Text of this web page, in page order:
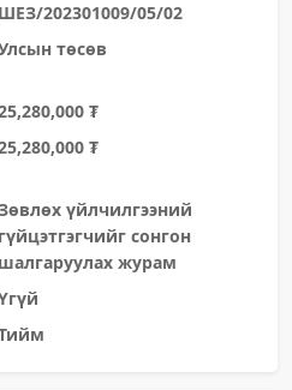
ШЕЗ/202301009/05/02
төсөв
₮
₮
үйлчилгээний
гүйцэтгэгчийг сонгон
шалгаруулах журам